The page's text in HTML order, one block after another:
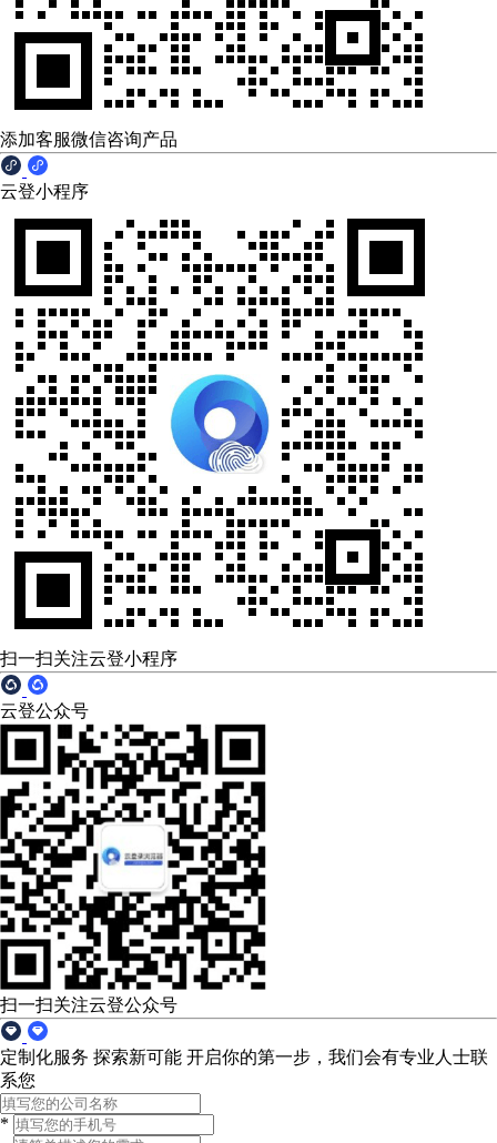
添加客服微信咨询产品
云登小程序
扫一扫关注云登小程序
云登公众号
扫一扫关注云登公众号
定制化服务 探索新可能 开启你的第一步，我们会有专业人士联
系您
*